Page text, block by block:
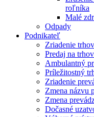
roľníka
Malé
Odpady
Podnikateľ
Zriadenie
Predaj na
Ambulantný
Príležitostný
Zriadenie
Zmena názvu
Zmena
Dočasné